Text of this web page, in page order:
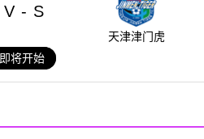
V - S
天津津门虎
即将开始